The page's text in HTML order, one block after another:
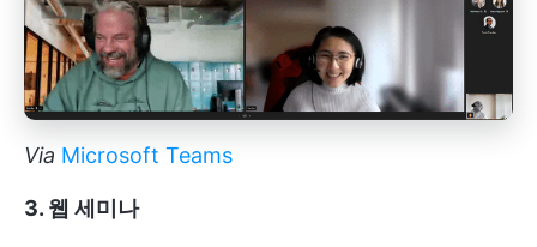
Via Microsoft Teams
3. 웹 세미나